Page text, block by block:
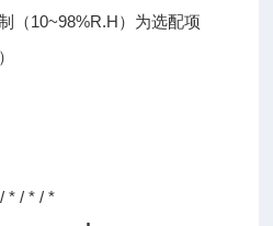
（10~98%R.H）为选配项
* / * / *